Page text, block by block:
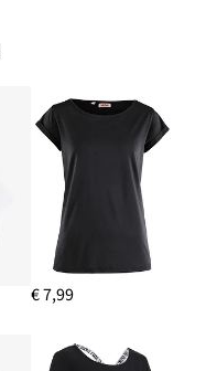
€ 7,99